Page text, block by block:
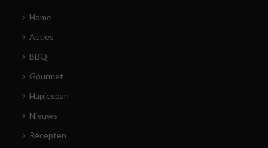
Home
Acties
BBQ
Gourmet
Hapjespan
Nieuws
Recepten